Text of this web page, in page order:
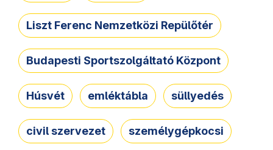
Liszt Ferenc Nemzetközi Repülőtér
Budapesti Sportszolgáltató Központ
Húsvét emléktábla süllyedés
civil szervezet személygépkocsi